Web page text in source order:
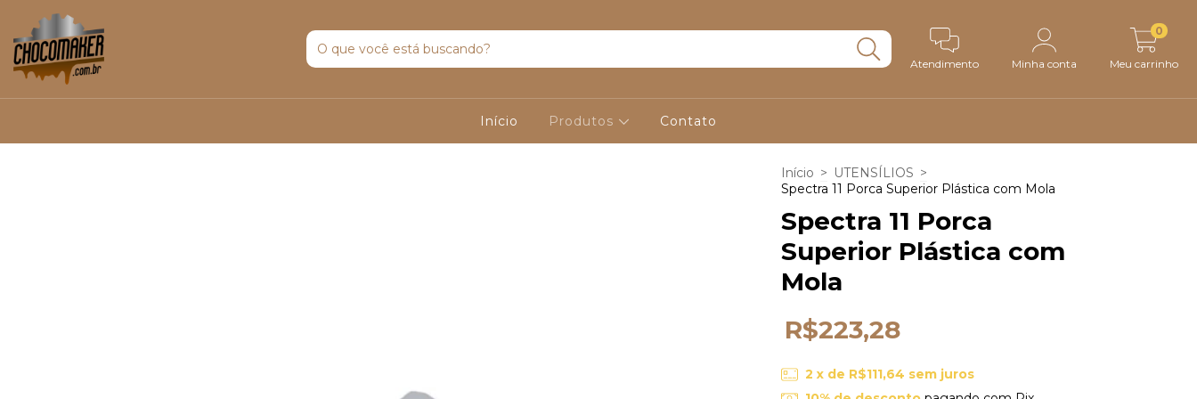
Atendimento Minha conta Meu carrinho
0
Início Produtos Contato
Início > UTENSÍLIOS >
Spectra 11 Porca Superior Plástica com Mola
Spectra 11 Porca
Superior Plástica com
Mola
R$223,28
2 x de R$111,64 sem juros